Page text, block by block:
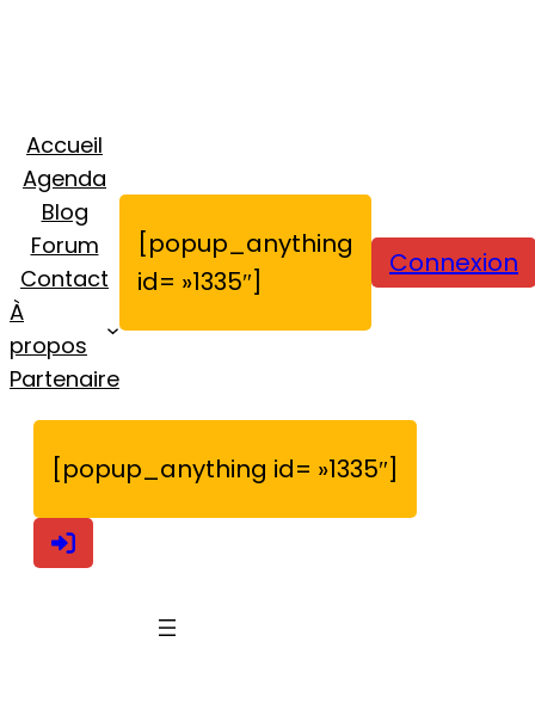
Accueil
Agenda
Blog
Forum
Contact
À
propos
Partenaire
[popup_anything
id= »1335″]
Connexion
[popup_anything id= »1335″]